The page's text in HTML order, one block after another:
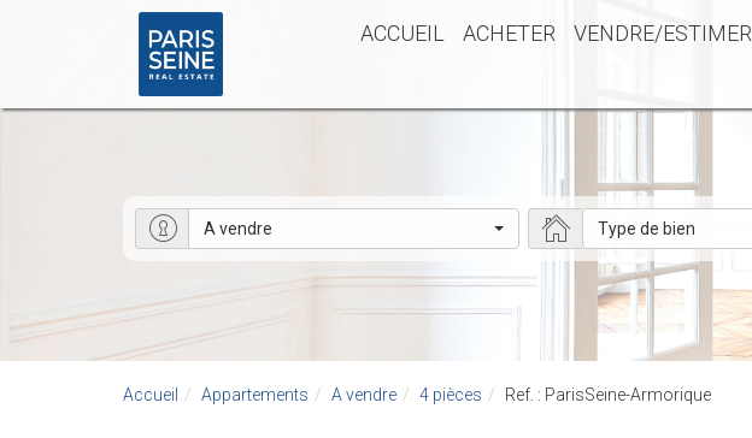
ACCUEIL ACHETER VENDRE/ESTIMER
A vendre Type de bien
Accueil Appartements A vendre 4 pièces Ref. : ParisSeine-Armorique